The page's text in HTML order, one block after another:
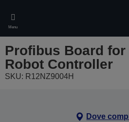
main
content
Menu
Profibus Board for
Robot Controller
SKU: R12NZ9004H
Dove